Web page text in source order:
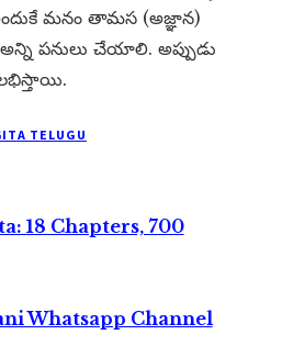
మనం తామస (అజ్ఞాన)
పనులు చేయాలి. అప్పుడు
TELUGU
18 Chapters, 700
Whatsapp Channel